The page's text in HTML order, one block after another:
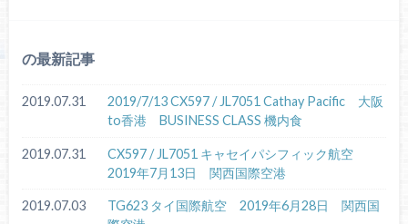
の最新記事
2019.07.31
2019/7/13 CX597 / JL7051 Cathay Pacific 大阪
to香港 BUSINESS CLASS 機内食
2019.07.31
CX597 / JL7051 キャセイパシフィック航空
2019年7月13日 関西国際空港
2019.07.03
TG623 タイ国際航空 2019年6月28日 関西国